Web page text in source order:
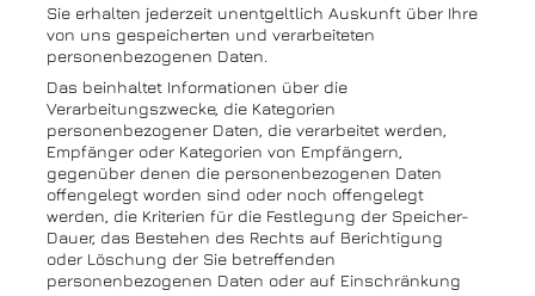
Sie erhalten jederzeit unentgeltlich Auskunft über Ihre
von uns gespeicherten und verarbeiteten
personenbezogenen Daten.
Das beinhaltet Informationen über die
Verarbeitungszwecke, die Kategorien
personenbezogener Daten, die verarbeitet werden,
Empfänger oder Kategorien von Empfängern,
gegenüber denen die personenbezogenen Daten
offengelegt worden sind oder noch offengelegt
werden, die Kriterien für die Festlegung der Speicher-
Dauer, das Bestehen des Rechts auf Berichtigung
oder Löschung der Sie betreffenden
personenbezogenen Daten oder auf Einschränkung